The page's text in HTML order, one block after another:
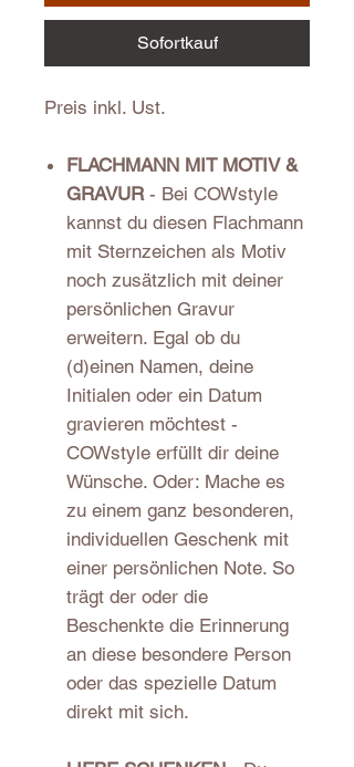
Sofortkauf
Preis inkl. Ust.
FLACHMANN MIT MOTIV &
GRAVUR - Bei COWstyle
kannst du diesen Flachmann
mit Sternzeichen als Motiv
noch zusätzlich mit deiner
persönlichen Gravur
erweitern. Egal ob du
(d)einen Namen, deine
Initialen oder ein Datum
gravieren möchtest -
COWstyle erfüllt dir deine
Wünsche. Oder: Mache es
zu einem ganz besonderen,
individuellen Geschenk mit
einer persönlichen Note. So
trägt der oder die
Beschenkte die Erinnerung
an diese besondere Person
oder das spezielle Datum
direkt mit sich.